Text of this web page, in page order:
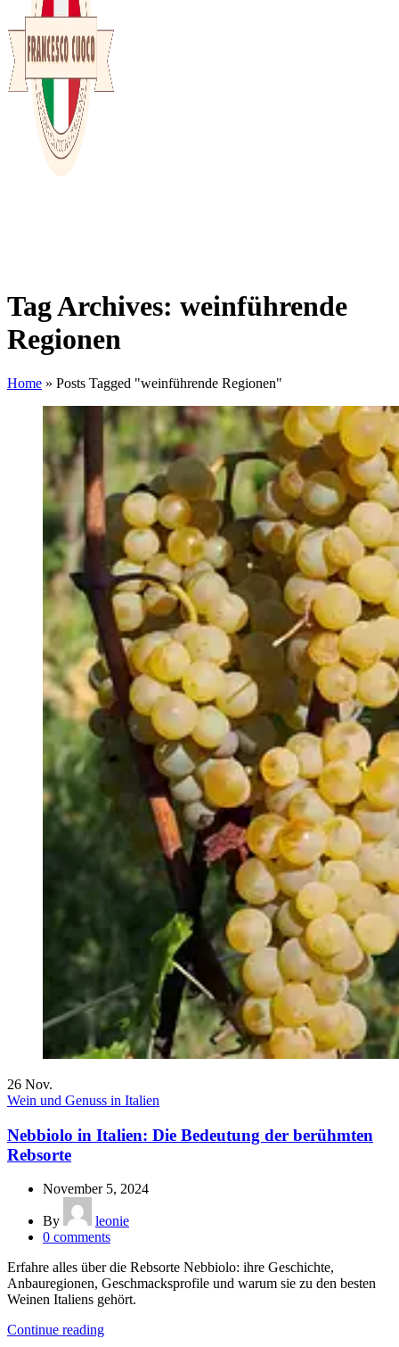
Tag Archives: weinführende
Regionen
Home » Posts Tagged "weinführende Regionen"
26 Nov.
Wein und Genuss in Italien
Nebbiolo in Italien: Die Bedeutung der berühmten
Rebsorte
November 5, 2024
By
leonie
0 comments
Erfahre alles über die Rebsorte Nebbiolo: ihre Geschichte,
Anbauregionen, Geschmacksprofile und warum sie zu den besten
Weinen Italiens gehört.
Continue reading